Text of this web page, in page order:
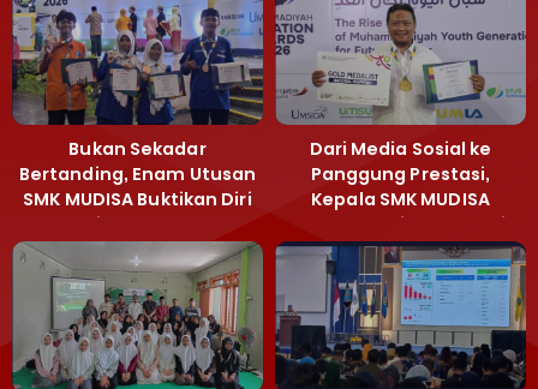
Bukan Sekadar
Bertanding, Enam Utusan
SMK MUDISA Buktikan Diri
di MEA 2026
Dari Media Sosial ke
Panggung Prestasi,
Kepala SMK MUDISA
Irvandy Andriansyah Raih
Emas MEA 2026